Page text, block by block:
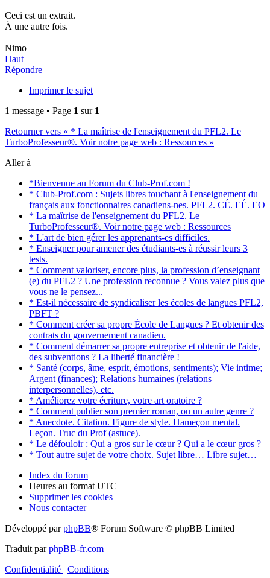
Ceci est un extrait.
À une autre fois.
Nimo
Haut
Répondre
Imprimer le sujet
1 message • Page 1 sur 1
Retourner vers « * La maîtrise de l'enseignement du PFL2. Le
TurboProfesseur®. Voir notre page web : Ressources »
Aller à
*Bienvenue au Forum du Club-Prof.com !
* Club-Prof.com : Sujets libres touchant à l'enseignement du
français aux fonctionnaires canadiens-nes. PFL2. CÉ. EÉ. EO
* La maîtrise de l'enseignement du PFL2. Le
TurboProfesseur®. Voir notre page web : Ressources
* L'art de bien gérer les apprenants-es difficiles.
* Enseigner pour amener des étudiants-es à réussir leurs 3
tests.
* Comment valoriser, encore plus, la profession d’enseignant
(e) du PFL2 ? Une profession reconnue ? Vous valez plus que
vous ne le pensez...
* Est-il nécessaire de syndicaliser les écoles de langues PFL2,
PBFT ?
* Comment créer sa propre École de Langues ? Et obtenir des
contrats du gouvernement canadien.
* Comment démarrer sa propre entreprise et obtenir de l'aide,
des subventions ? La liberté financière !
* Santé (corps, âme, esprit, émotions, sentiments); Vie intime;
Argent (finances); Relations humaines (relations
interpersonnelles), etc.
* Améliorez votre écriture, votre art oratoire ?
* Comment publier son premier roman, ou un autre genre ?
* Anecdote. Citation. Figure de style. Hameçon mental.
Leçon. Truc du Prof (astuce).
* Le défouloir : Qui a gros sur le cœur ? Qui a le cœur gros ?
* Tout autre sujet de votre choix. Sujet libre… Libre sujet…
Index du forum
Heures au format UTC
Supprimer les cookies
Nous contacter
Développé parphpBB® Forum Software © phpBB Limited
Traduit parphpBB-fr.com
Confidentialité | Conditions